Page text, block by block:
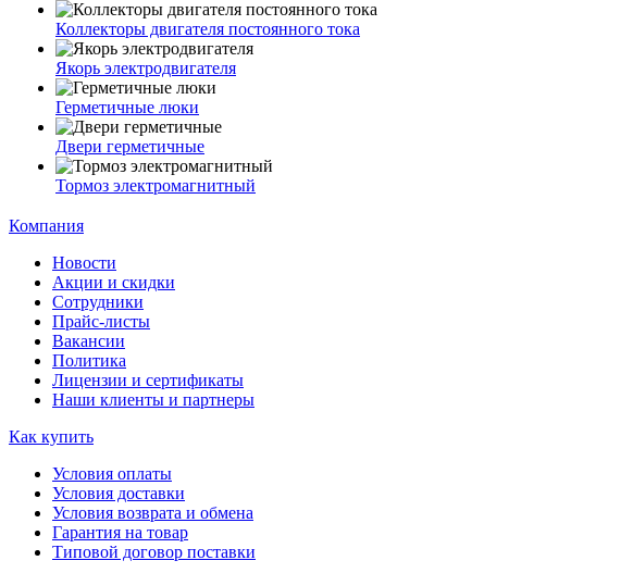
Коллекторы двигателя постоянного тока
Якорь электродвигателя
Герметичные люки
Двери герметичные
Тормоз электромагнитный
Компания
Новости
Акции и скидки
Сотрудники
Прайс-листы
Вакансии
Политика
Лицензии и сертификаты
Наши клиенты и партнеры
Как купить
Условия оплаты
Условия доставки
Условия возврата и обмена
Гарантия на товар
Типовой договор поставки